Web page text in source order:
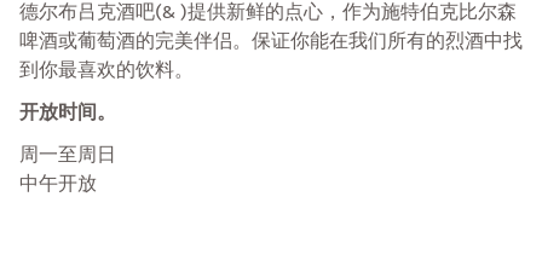
德尔布吕克酒吧(& )提供新鲜的点心，作为施特伯克比尔森
啤酒或葡萄酒的完美伴侣。保证你能在我们所有的烈酒中找
到你最喜欢的饮料。
开放时间。
周一至周日
中午开放